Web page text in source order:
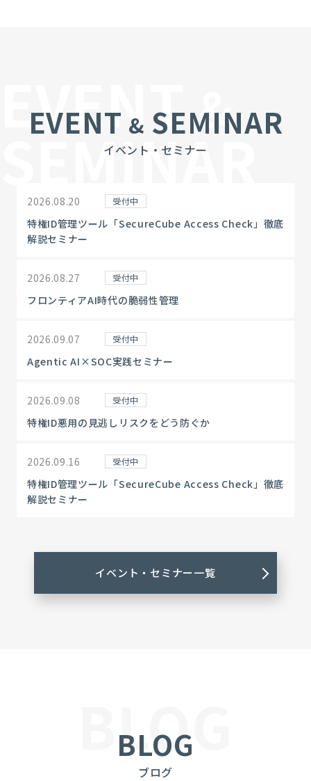
EVENT&
SEMINAR
EVENT & SEMINAR
イベント・セミナー
2026.08.20 受付中
特権ID管理ツール「SecureCube Access Check」徹底
解説セミナー
2026.08.27 受付中
フロンティアAI時代の脆弱性管理
2026.09.07 受付中
Agentic AI×SOC実践セミナー
2026.09.08 受付中
特権ID悪用の見逃しリスクをどう防ぐか
2026.09.16 受付中
特権ID管理ツール「SecureCube Access Check」徹底
解説セミナー
イベント・セミナー一覧
BLOG
BLOG
ブログ